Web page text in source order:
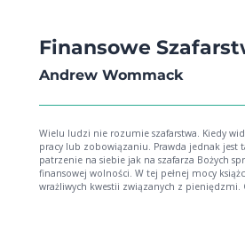
Finansowe
Andrew Wommack
Wielu ludzi nie rozumie szafarstwa. Kiedy
pracy lub zobowiązaniu. Prawda jednak jest
patrzenie na siebie jak na szafarza Bożych
finansowej wolności. W tej pełnej mocy książce, Andrew odnosi się do wielu
wrażliwych kwestii związanych z pieniędzmi.